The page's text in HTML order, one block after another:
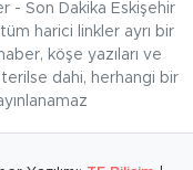
- Son Dakika Eskişehir
harici linkler ayrı bir
köşe yazıları ve
dahi, herhangi bir